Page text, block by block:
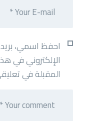
احفظ اسمي،
الإلكتروني في
المقبلة في